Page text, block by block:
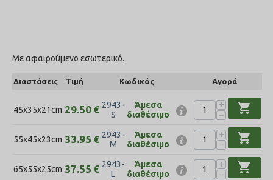
Με αφαιρούμενο εσωτερικό.
Διαστάσεις Τιμή Κωδικός Αγορά
45x35x21cm 29.50 € 2943-
S
Άμεσα
διαθέσιμο
+
−
shopping_cart
55x45x23cm 33.95 € 2943-
M
Άμεσα
διαθέσιμο
+
−
shopping_cart
65x55x25cm 37.55 € 2943-
L
Άμεσα
διαθέσιμο
+
−
shopping_cart